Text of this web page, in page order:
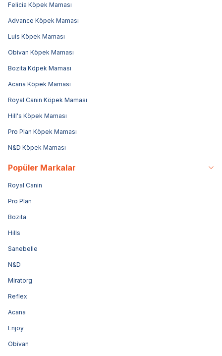
Felicia Köpek Maması
Advance Köpek Maması
Luis Köpek Maması
Obivan Köpek Maması
Bozita Köpek Maması
Acana Köpek Maması
Royal Canin Köpek Maması
Hill's Köpek Maması
Pro Plan Köpek Maması
N&D Köpek Maması
Popüler Markalar
Royal Canin
Pro Plan
Bozita
Hills
Sanebelle
N&D
Miratorg
Reflex
Acana
Enjoy
Obivan